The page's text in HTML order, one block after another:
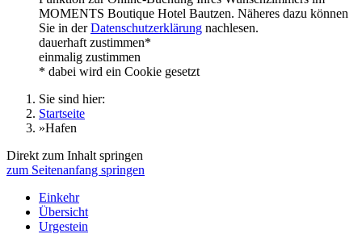
MOMENTS Boutique Hotel Bautzen. Näheres dazu können
Sie in derDatenschutzerklärung nachlesen.
dauerhaft zustimmen*
einmalig zustimmen
* dabei wird ein Cookie gesetzt
Sie sind hier:
Startseite
»Hafen
Direkt zum Inhalt springen
zum Seitenanfang springen
Einkehr
Übersicht
Urgestein